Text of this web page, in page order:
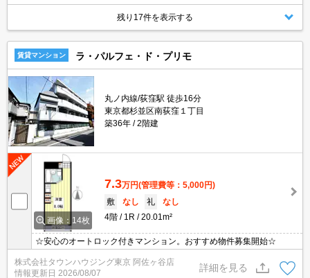
残り17件を表示する
賃貸マンション ラ・パルフェ・ド・プリモ
丸ノ内線/荻窪駅 徒歩16分
東京都杉並区南荻窪１丁目
築36年
2階建
画像：14枚
7.3万円(管理費等：5,000円)
敷
なし 礼
なし
4階
1R 20.01m²
☆安心のオートロック付きマンション。おすすめ物件募集開始☆
株式会社タウンハウジング東京 阿佐ヶ谷店
情報更新日 2026/08/07
詳細を見る